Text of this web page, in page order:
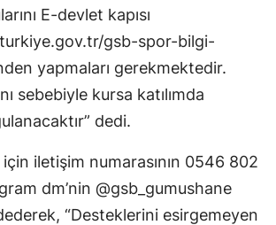
Nevşehir
Niğde
Ordu
Sakarya
Samsun
E-devlet kapısı
gsb-spor-bilgi-
yapmaları gerekmektedir.
sebebiyle kursa katılımda
dedi.
için iletişim numarasının 0546 802
dm’nin @gsb_gumushane
“Desteklerini esirgemeyen